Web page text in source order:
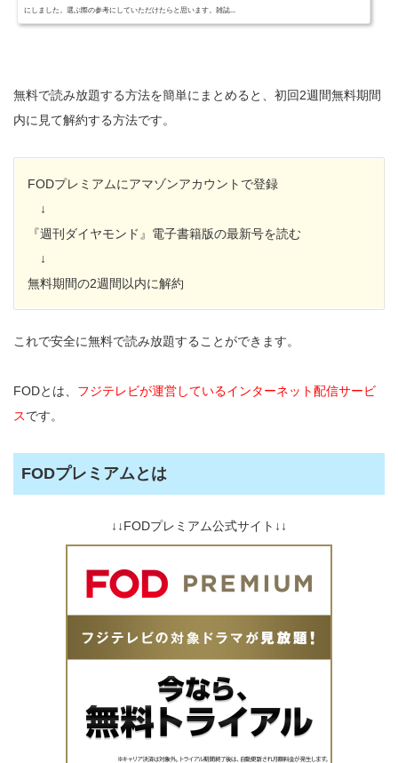
にしました。選ぶ際の参考にしていただけたらと思います。雑誌...
無料で読み放題する方法を簡単にまとめると、初回2週間無料期間
内に見て解約する方法です。
FODプレミアムにアマゾンアカウントで登録
↓
『週刊ダイヤモンド』電子書籍版の最新号を読む
↓
無料期間の2週間以内に解約
これで安全に無料で読み放題することができます。
FODとは、 フジテレビが運営しているインターネット配信サービ
スです。
FODプレミアムとは
↓↓FODプレミアム公式サイト↓↓